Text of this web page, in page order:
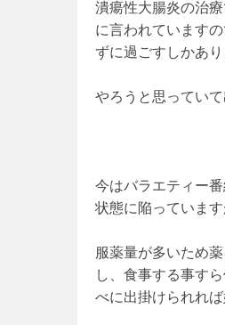
潰瘍性大腸炎の治
に言われています
ずに過ごすしかあり
やろうと思ってい
今はバラエティー
状態に陥っていま
服薬量が多いため
し、食事する事す
べに出掛けられれ